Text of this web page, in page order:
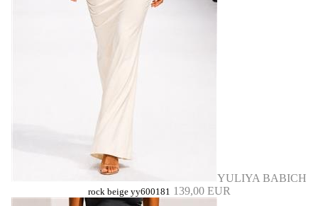
YULIYA BABICH
rock beige yy600181 139,00 EUR